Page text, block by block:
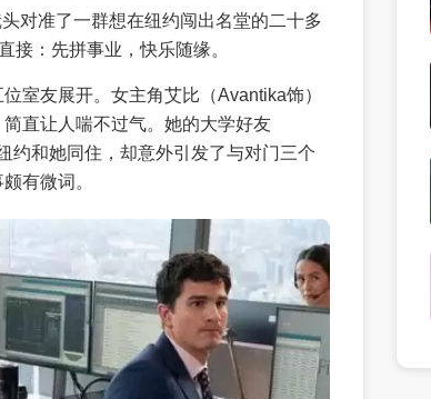
对准了一群想在纽约闯出名堂的二十多
接：先拼事业，快乐随缘。
室友展开。女主角艾比（Avantika饰）
直让人喘不过气。她的大学好友
约和她同住，却意外引发了与对门三个
有微词。